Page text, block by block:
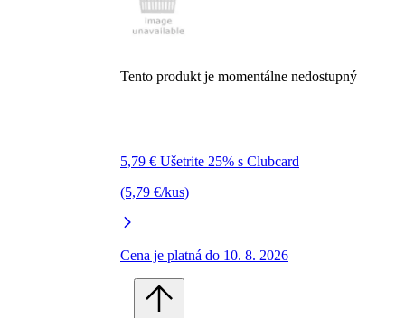
Tento produkt je momentálne nedostupný
5,79 € Ušetrite 25% s Clubcard
(5,79 €/kus)
Cena je platná do 10. 8. 2026